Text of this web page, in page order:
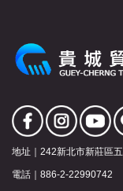
地址｜ 242新北市新莊區
電話｜ 886-2-22990742